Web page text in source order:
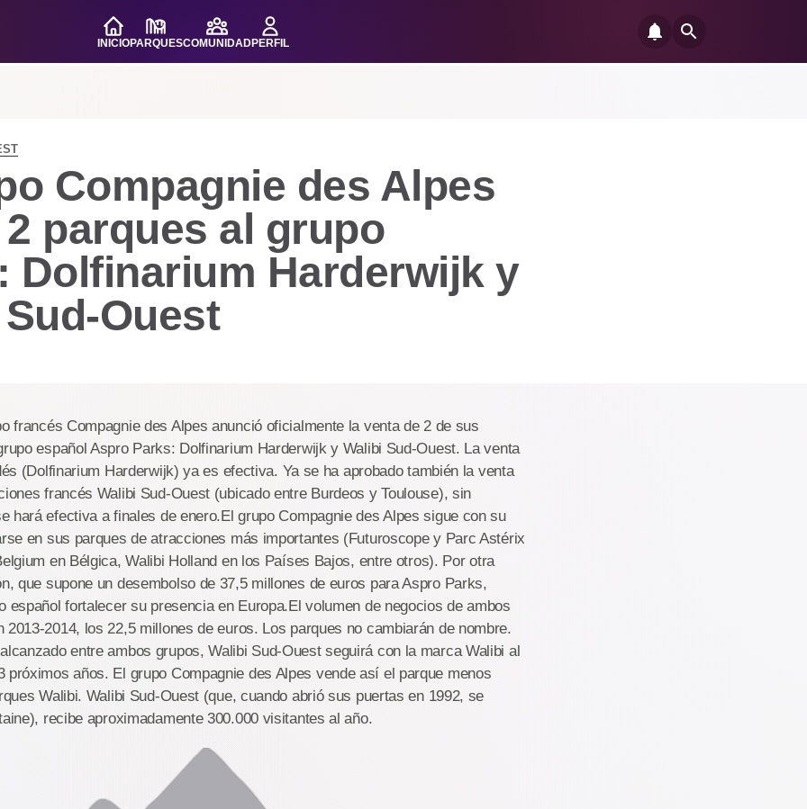
INICIOPARQUESCOMUNIDADPERFIL
Compagnie des Alpes
parques al grupo
Dolfinarium Harderwijk y
Ouest
francés Compagnie des Alpes anunció oficialmente la venta de 2 de sus
español Aspro Parks: Dolfinarium Harderwijk y Walibi Sud-Ouest. La venta
(Dolfinarium Harderwijk) ya es efectiva. Ya se ha aprobado también la venta
francés Walibi Sud-Ouest (ubicado entre Burdeos y Toulouse), sin
hará efectiva a finales de enero.El grupo Compagnie des Alpes sigue con su
en sus parques de atracciones más importantes (Futuroscope y Parc Astérix
en Bélgica, Walibi Holland en los Países Bajos, entre otros). Por otra
que supone un desembolso de 37,5 millones de euros para Aspro Parks,
español fortalecer su presencia en Europa.El volumen de negocios de ambos
2013-2014, los 22,5 millones de euros. Los parques no cambiarán de nombre.
entre ambos grupos, Walibi Sud-Ouest seguirá con la marca Walibi al
próximos años. El grupo Compagnie des Alpes vende así el parque menos
Walibi. Walibi Sud-Ouest (que, cuando abrió sus puertas en 1992, se
recibe aproximadamente 300.000 visitantes al año.